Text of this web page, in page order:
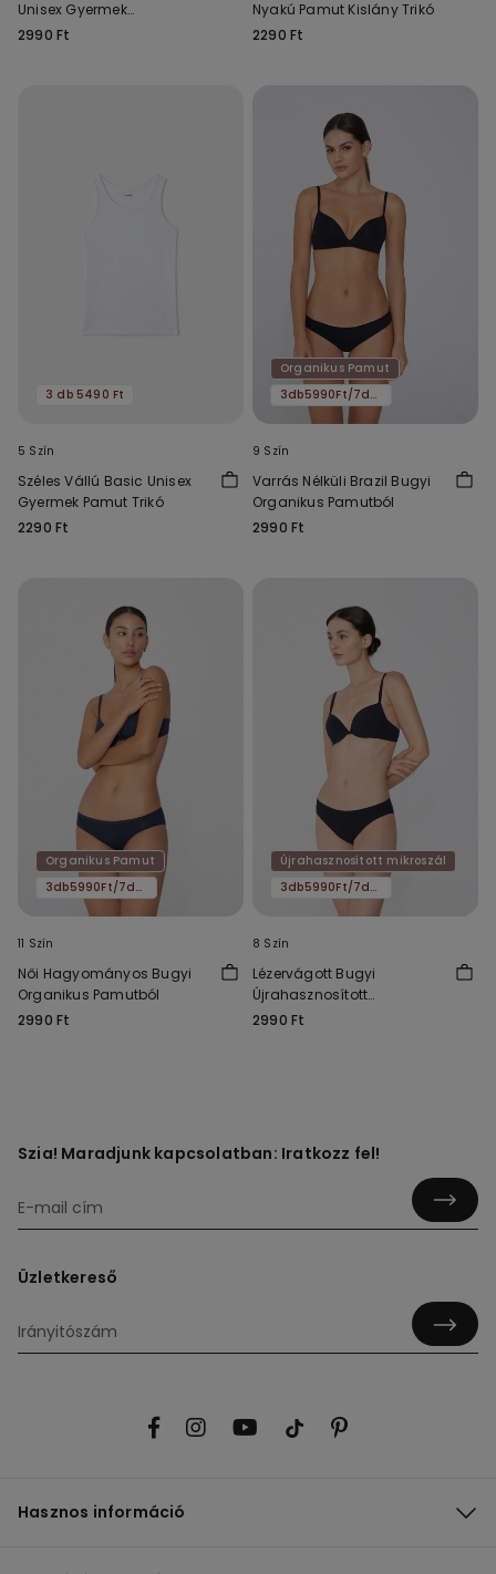
Unisex Gyermek
Pamutzokni
2990 Ft
Nyakú Pamut Kislány Trikó
2290 Ft
3 db 5490 Ft
5 Szín
Széles Vállú Basic Unisex
Gyermek Pamut Trikó
2290 Ft
Organikus Pamut
3db5990Ft/7db11590Ft
9 Szín
Varrás Nélküli Brazil Bugyi
Organikus Pamutból
2990 Ft
Organikus Pamut
3db5990Ft/7db11590Ft
11 Szín
Női Hagyományos Bugyi
Organikus Pamutból
2990 Ft
Újrahasznosított mikroszál
3db5990Ft/7db11590Ft
8 Szín
Lézervágott Bugyi
Újrahasznosított
Mikroszálas Anyagból
2990 Ft
Szia! Maradjunk kapcsolatban: Iratkozz fel!
Üzletkereső
Hasznos információ